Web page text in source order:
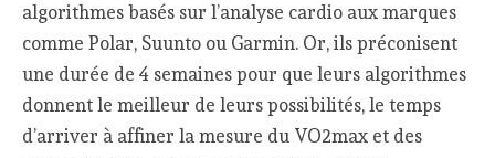
algorithmes basés sur l’analyse cardio aux marques
comme Polar, Suunto ou Garmin. Or, ils préconisent
une durée de 4 semaines pour que leurs algorithmes
donnent le meilleur de leurs possibilités, le temps
d’arriver à affiner la mesure du VO2max et des